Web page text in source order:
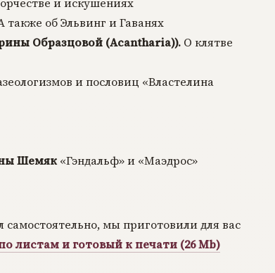
об Эльвинг и Гаванях
Образцовой (Acantharia)). О клятве
и пословиц «Властелина
Шемяк«Гэндальф» и «Маэдрос»
мы приготовили для вас
листам и готовый к печати (26 Mb)